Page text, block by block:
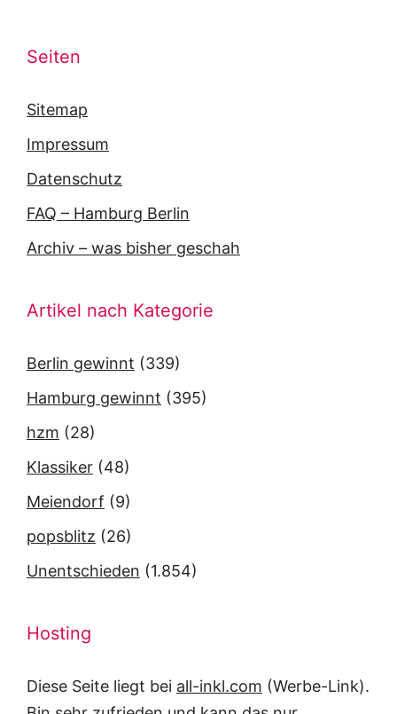
Seiten
Sitemap
Impressum
Datenschutz
FAQ – Hamburg Berlin
Archiv – was bisher geschah
Artikel nach Kategorie
Berlin gewinnt (339)
Hamburg gewinnt (395)
hzm (28)
Klassiker (48)
Meiendorf (9)
popsblitz (26)
Unentschieden (1.854)
Hosting
Diese Seite liegt bei all-inkl.com (Werbe-Link).